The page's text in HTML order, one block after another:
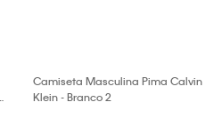
Camiseta Masculina Pima Calvin
Klein - Branco 2